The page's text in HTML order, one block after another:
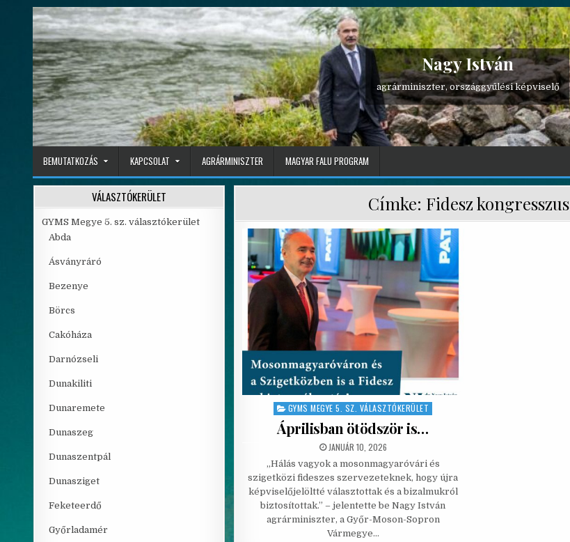
Skip to content
Nagy István
agrárminiszter, országgyűlési képviselő
BEMUTATKOZÁS KAPCSOLAT AGRÁRMINISZTER MAGYAR FALU PROGRAM
Címke: Fidesz kongresszus
Posted in
GYMS MEGYE 5. SZ. VÁLASZTÓKERÜLET
Áprilisban ötödször is…
PUBLISHED DATE:
JANUÁR 10, 2026
„Hálás vagyok a mosonmagyaróvári és
szigetközi fideszes szervezeteknek, hogy újra
képviselőjelöltté választottak és a bizalmukról
biztosítottak.” – jelentette be Nagy István
agrárminiszter, a Győr-Moson-Sopron
Vármegye…
VÁLASZTÓKERÜLET
GYMS Megye 5. sz. választókerület
Abda
Ásványráró
Bezenye
Börcs
Cakóháza
Darnózseli
Dunakiliti
Dunaremete
Dunaszeg
Dunaszentpál
Dunasziget
Feketeerdő
Győrladamér